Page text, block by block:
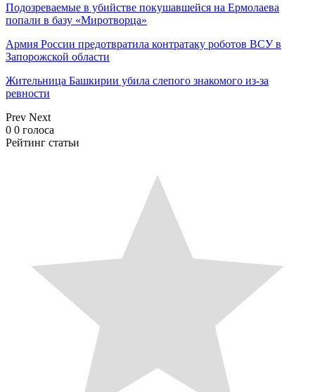
Подозреваемые в убийстве покушавшейся на Ермолаева
попали в базу «Миротворца»
Армия России предотвратила контратаку роботов ВСУ в
Запорожской области
Жительница Башкирии убила слепого знакомого из-за
ревности
Prev Next
0 0 голоса
Рейтинг статьи